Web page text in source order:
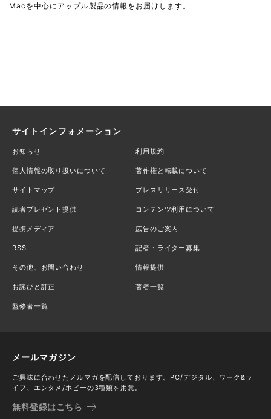
Macを中心にアップル製品の情報をお届けします。
サイトインフォメーション
お知らせ 利用規約
個人情報の取り扱いについて 著作権と転載について
サイトマップ プレスリリース受付
読者プレゼント提供 コンテンツ利用について
提携メディア 広告のご案内
RSS 記者・ライター募集
その他、お問い合わせ 情報提供
お詫びと訂正 著者一覧
監修者一覧
メールマガジン
ご興味に合わせたメルマガを配信しております。PC/デジタル、ワーク&ラ
イフ、エンタメ/ホビーの3種類を用意。
無料登録はこちら